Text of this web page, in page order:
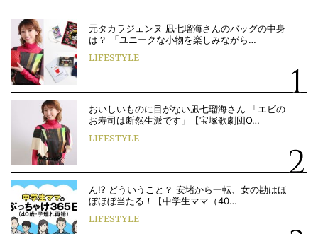
元タカラジェンヌ 凪七瑠海さんのバッグの中身
は？ 「ユニークな小物を楽しみながら…
LIFESTYLE
おいしいものに目がない凪七瑠海さん 「エビの
お寿司は断然生派です」【宝塚歌劇団O…
LIFESTYLE
ん!? どういうこと？ 安堵から一転、女の勘はほ
ぼほぼ当たる！【中学生ママ（40…
LIFESTYLE